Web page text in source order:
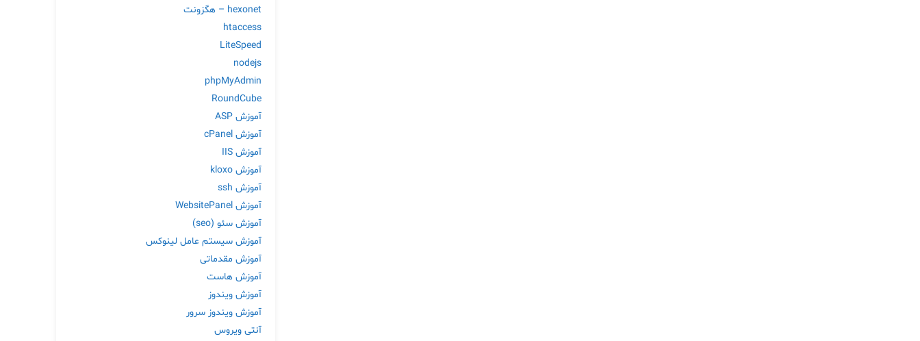
hexonet – هگزونت
htaccess
LiteSpeed
nodejs
phpMyAdmin
RoundCube
آموزش ASP
آموزش cPanel
آموزش IIS
آموزش kloxo
آموزش ssh
آموزش WebsitePanel
آموزش سئو (seo)
آموزش سیستم عامل لینوکس
آموزش مقدماتی
آموزش هاست
آموزش ویندوز
آموزش ویندوز سرور
آنتی ویروس